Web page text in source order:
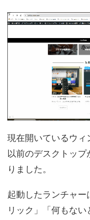
現在開いているウィ
以前のデスクトッ
りました。
起動したランチャー
リック」「何もな